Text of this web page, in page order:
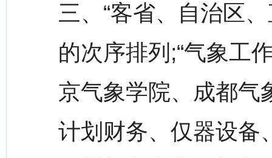
三、“客省、自治区
的次序排列;“气象工
京气象学院、成都气
计划财务、仅器设备